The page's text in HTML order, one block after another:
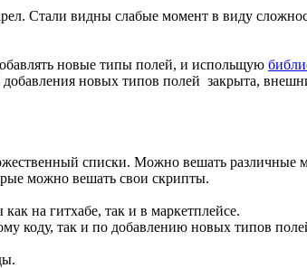
Стали видны слабые момент в виду
новые типы полей, и испольщую
новых типов полей закрыта,
списки. Можно вешать различные
можно вешать свои скрипты.
на гитхабе, так и в маркетплейсе.
коду, так и по добавлению новых типов